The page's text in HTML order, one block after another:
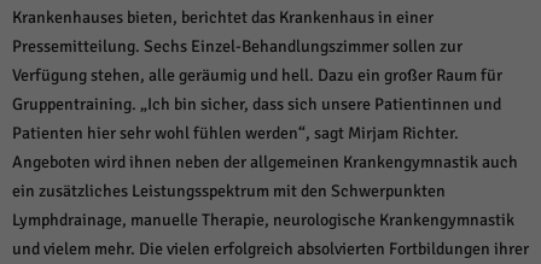
Krankenhauses bieten, berichtet das Krankenhaus in einer
Pressemitteilung. Sechs Einzel-Behandlungszimmer sollen zur
Verfügung stehen, alle geräumig und hell. Dazu ein großer Raum für
Gruppentraining. „Ich bin sicher, dass sich unsere Patientinnen und
Patienten hier sehr wohl fühlen werden“, sagt Mirjam Richter.
Angeboten wird ihnen neben der allgemeinen Krankengymnastik auch
ein zusätzliches Leistungsspektrum mit den Schwerpunkten
Lymphdrainage, manuelle Therapie, neurologische Krankengymnastik
und vielem mehr. Die vielen erfolgreich absolvierten Fortbildungen ihrer